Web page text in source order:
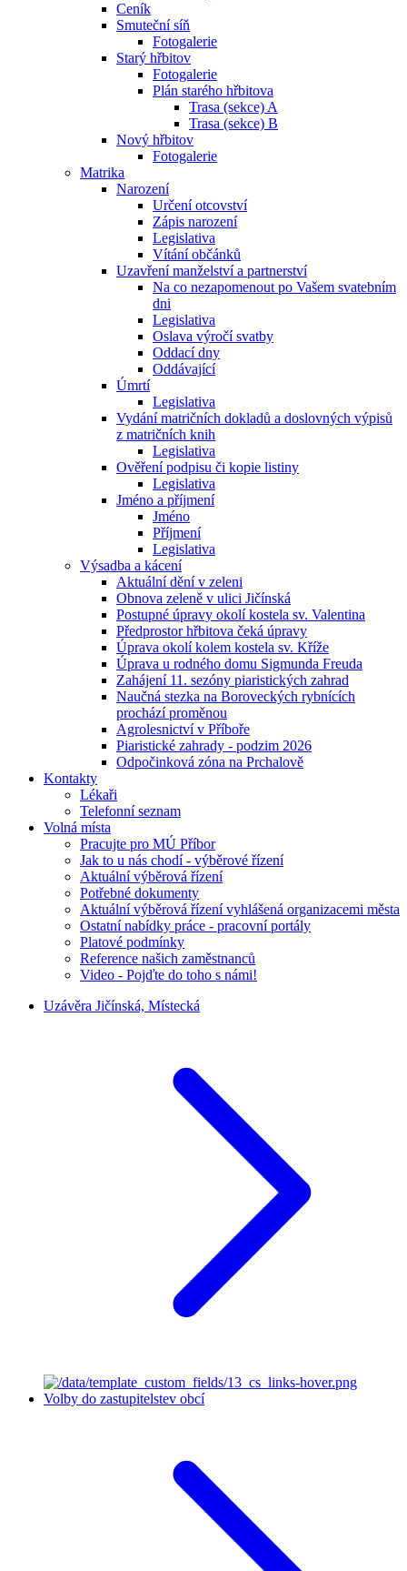
Ceník
Smuteční síň
Fotogalerie
Starý hřbitov
Fotogalerie
Plán starého hřbitova
Trasa (sekce) A
Trasa (sekce) B
Nový hřbitov
Fotogalerie
Matrika
Narození
Určení otcovství
Zápis narození
Legislativa
Vítání občánků
Uzavření manželství a partnerství
Na co nezapomenout po Vašem svatebním
dni
Legislativa
Oslava výročí svatby
Oddací dny
Oddávající
Úmrtí
Legislativa
Vydání matričních dokladů a doslovných výpisů
z matričních knih
Legislativa
Ověření podpisu či kopie listiny
Legislativa
Jméno a příjmení
Jméno
Příjmení
Legislativa
Výsadba a kácení
Aktuální dění v zeleni
Obnova zeleně v ulici Jičínská
Postupné úpravy okolí kostela sv. Valentina
Předprostor hřbitova čeká úpravy
Úprava okolí kolem kostela sv. Kříže
Úprava u rodného domu Sigmunda Freuda
Zahájení 11. sezóny piaristických zahrad
Naučná stezka na Boroveckých rybnících
prochází proměnou
Agrolesnictví v Příboře
Piaristické zahrady - podzim 2026
Odpočinková zóna na Prchalově
Kontakty
Lékaři
Telefonní seznam
Volná místa
Pracujte pro MÚ Příbor
Jak to u nás chodí - výběrové řízení
Aktuální výběrová řízení
Potřebné dokumenty
Aktuální výběrová řízení vyhlášená organizacemi města
Ostatní nabídky práce - pracovní portály
Platové podmínky
Reference našich zaměstnanců
Video - Pojďte do toho s námi!
Uzávěra Jičínská, Místecká
Volby do zastupitelstev obcí